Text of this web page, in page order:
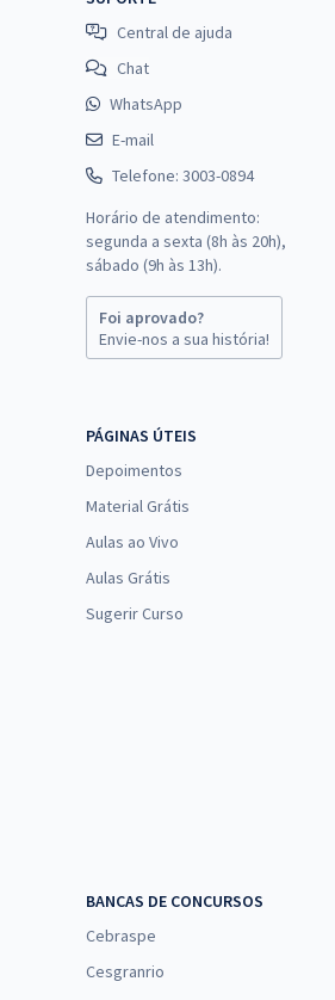
Central de ajuda
Chat
WhatsApp
E-mail
Telefone: 3003-0894
Horário de atendimento:
segunda a sexta (8h às 20h),
sábado (9h às 13h).
Foi aprovado?
Envie-nos a sua história!
PÁGINAS ÚTEIS
Depoimentos
Material Grátis
Aulas ao Vivo
Aulas Grátis
Sugerir Curso
BANCAS DE CONCURSOS
Cebraspe
Cesgranrio